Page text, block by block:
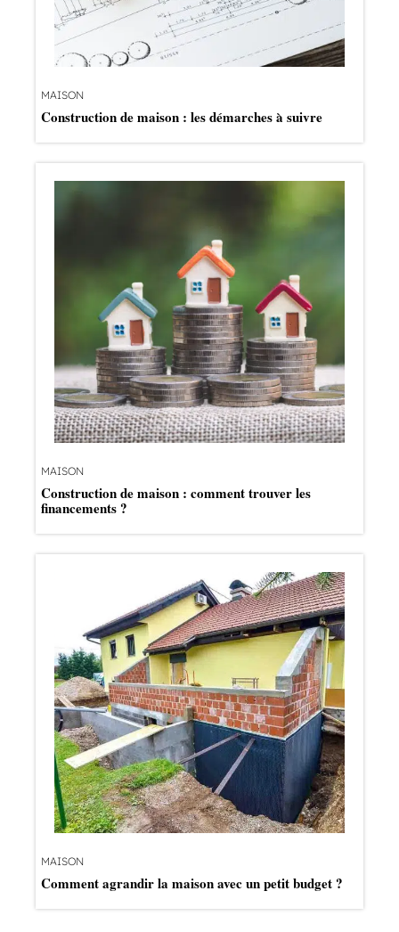
MAISON
Construction de maison : les démarches à suivre
MAISON
Construction de maison : comment trouver les
financements ?
MAISON
Comment agrandir la maison avec un petit budget ?